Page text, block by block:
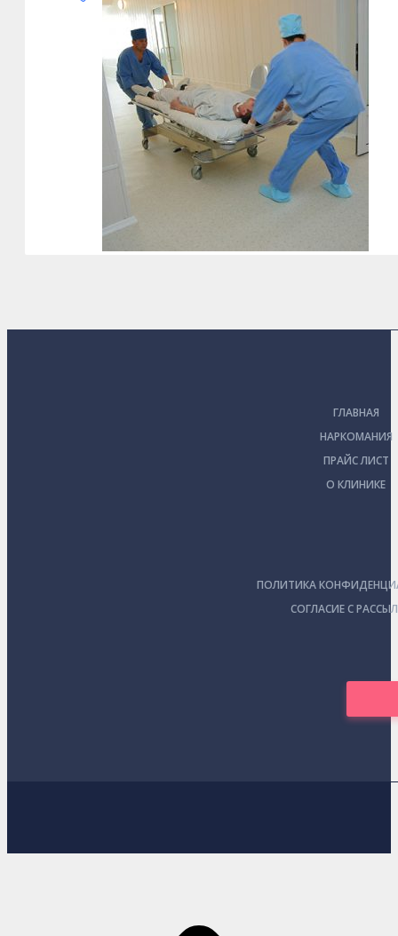
ГЛАВНАЯ
НАРКОМАНИЯ
ПРАЙС ЛИСТ
О КЛИНИКЕ
ПОЛИТИКА
СОГЛАСИЕ С